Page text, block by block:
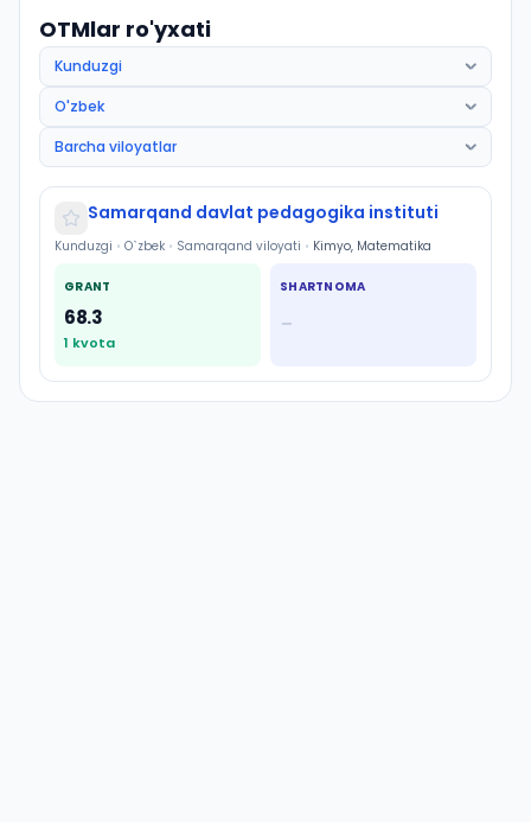
OTMlar ro'yxati
Samarqand davlat pedagogika instituti
Kunduzgi • O`zbek • Samarqand viloyati • Kimyo, Matematika
GRANT
68.3
1 kvota
SHARTNOMA
—